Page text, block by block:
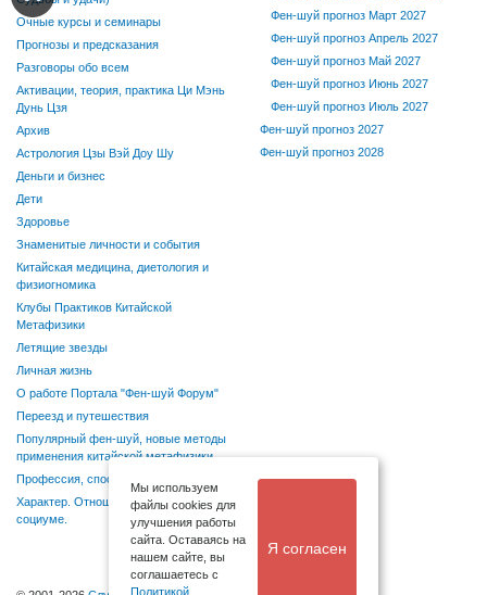
Очные курсы и семинары
Прогнозы и предсказания
Разговоры обо всем
Активации, теория, практика Ци Мэнь
Дунь Цзя
Архив
Астрология Цзы Вэй Доу Шу
Деньги и бизнес
Дети
Здоровье
Знаменитые личности и события
Китайская медицина, диетология и
физиогномика
Клубы Практиков Китайской
Метафизики
Летящие звезды
Личная жизнь
О работе Портала "Фен-шуй Форум"
Переезд и путешествия
Популярный фен-шуй, новые методы
применения китайской метафизики
Профессия, способности, хобби
Характер. Отношения в семье и
социуме.
Фен-шуй прогноз Март 2027
Фен-шуй прогноз Апрель 2027
Фен-шуй прогноз Май 2027
Фен-шуй прогноз Июнь 2027
Фен-шуй прогноз Июль 2027
Фен-шуй прогноз 2027
Фен-шуй прогноз 2028
Мы используем
файлы cookies для
улучшения работы
сайта. Оставаясь на
нашем сайте, вы
соглашаетесь с
Политикой
Я согласен